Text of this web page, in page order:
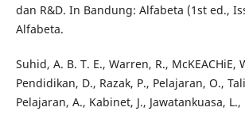
dan R&D. In Bandung: Alfabeta (1st ed.,
Alfabeta.
Suhid, A. B. T. E., Warren, R., McKEACHiE,
Pendidikan, D., Razak, P., Pelajaran, O.,
Pelajaran, A., Kabinet, J., Jawatankuasa,